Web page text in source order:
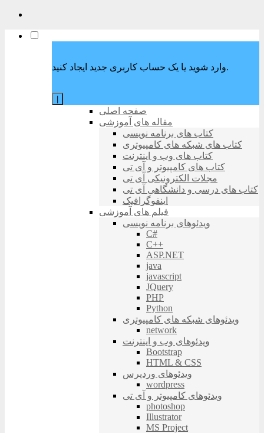
وارد شوید یا یک حساب کاربری جدید ایجاد کنید.
صفحه اصلی
مقاله های آموزشی
کتاب های برنامه نویسی
کتاب های شبکه های کامپیوتری
کتاب های وب و اینترنت
کتاب های کامپیوتر و آی تی
مجلات الکترونیکی آی تی
کتاب های درسی و دانشگاهی آی تی
اینفوگرافیک
فیلم های آموزشی
ویدئوهای برنامه نویسی
C#
C++
ASP.NET
java
javascript
JQuery
PHP
Python
ویدئوهای شبکه های کامپیوتری
network
ویدئوهای وب و اینترنت
Bootstrap
HTML & CSS
ویدئوهای وردپرس
wordpress
ویدئوهای کامپیوتر و آی تی
photoshop
Illustrator
MS Project